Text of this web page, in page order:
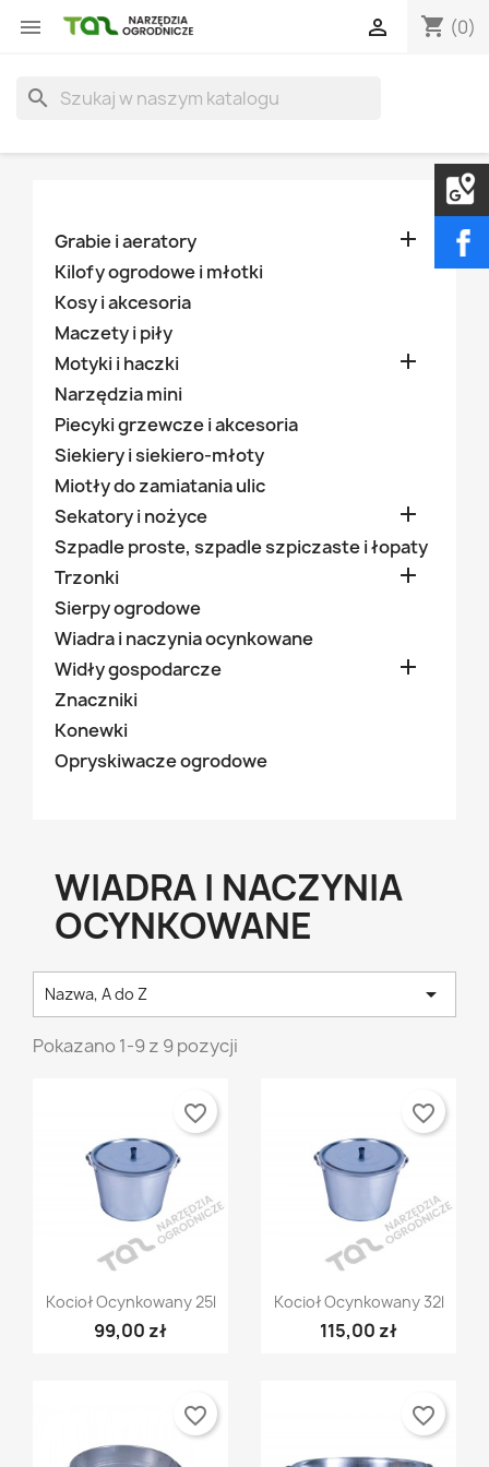
 shopping_cart (0)

search
Grabie i aeratory 
Kilofy ogrodowe i młotki
Kosy i akcesoria
Maczety i piły
Motyki i haczki

Narzędzia mini
Piecyki grzewcze i akcesoria
Siekiery i siekiero-młoty
Miotły do zamiatania ulic
Sekatory i nożyce

Szpadle proste, szpadle szpiczaste i łopaty
Trzonki

Sierpy ogrodowe
Wiadra i naczynia ocynkowane
Widły gospodarcze

Znaczniki
Konewki
Opryskiwacze ogrodowe
WIADRA I NACZYNIA
OCYNKOWANE
Nazwa, A do Z 
Pokazano 1-9 z 9 pozycji
Szybki podgląd
Kocioł Ocynkowany 25l
99,00 zł
favorite_border
Szybki podgląd
Kocioł Ocynkowany 32l
115,00 zł
favorite_border
favorite_border favorite_border